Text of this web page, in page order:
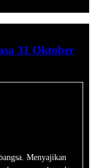
31 Oktober
Menyajikan